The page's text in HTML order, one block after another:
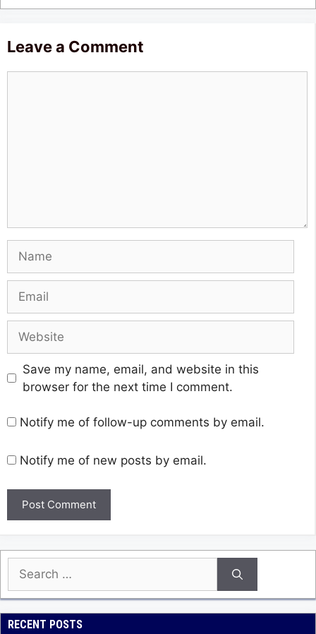
Leave a Comment
Save my name, email, and website in this
browser for the next time I comment.
Notify me of follow-up comments by email.
Notify me of new posts by email.
Search
for:
RECENT POSTS